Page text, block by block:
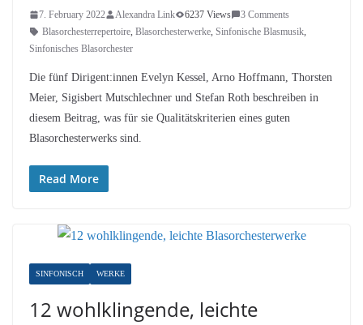
7. February 2022 Alexandra Link 6237 Views
3 Comments
Blasorchesterrepertoire, Blasorchesterwerke, Sinfonische Blasmusik,
Sinfonisches Blasorchester
Die fünf Dirigent:innen Evelyn Kessel, Arno Hoffmann, Thorsten
Meier, Sigisbert Mutschlechner und Stefan Roth beschreiben in
diesem Beitrag, was für sie Qualitätskriterien eines guten
Blasorchesterwerks sind.
Read More
SINFONISCH WERKE
12 wohlklingende, leichte